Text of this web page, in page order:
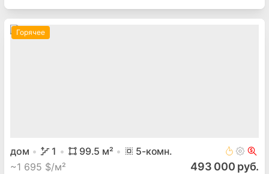
Горячее
дом 1 99.5 м² 5-комн.
~1 695 $/м² 493 000 руб.